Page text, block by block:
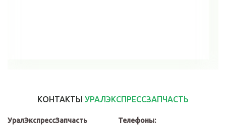
КОНТАКТЫ УРАЛЭКСПРЕССЗАПЧАСТЬ
УралЭкспрессЗапчасть
Телефоны: